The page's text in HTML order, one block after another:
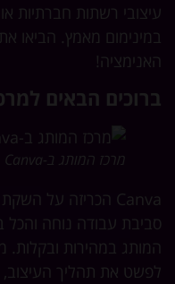
רשתות חברתיות או
מאמץ. הביאו את
הבאים למרכז
מרכז המותג ב-Canva
עבודה נוחה והכל
את תהליך העיצוב,